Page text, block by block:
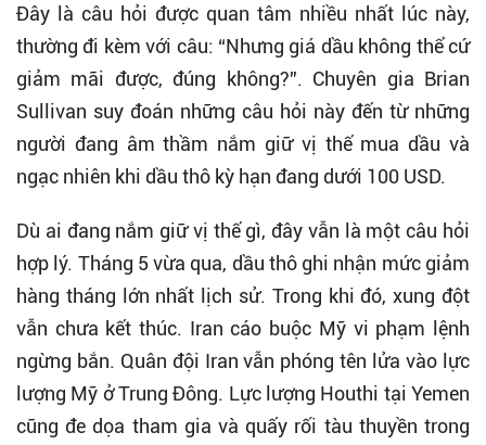
Đây là câu hỏi được quan tâm nhiều nhất lúc này,
thường đi kèm với câu: “Nhưng giá dầu không thể cứ
giảm mãi được, đúng không?”. Chuyên gia Brian
Sullivan suy đoán những câu hỏi này đến từ những
người đang âm thầm nắm giữ vị thế mua dầu và
ngạc nhiên khi dầu thô kỳ hạn đang dưới 100 USD.
Dù ai đang nắm giữ vị thế gì, đây vẫn là một câu hỏi
hợp lý. Tháng 5 vừa qua, dầu thô ghi nhận mức giảm
hàng tháng lớn nhất lịch sử. Trong khi đó, xung đột
vẫn chưa kết thúc. Iran cáo buộc Mỹ vi phạm lệnh
ngừng bắn. Quân đội Iran vẫn phóng tên lửa vào lực
lượng Mỹ ở Trung Đông. Lực lượng Houthi tại Yemen
cũng đe dọa tham gia và quấy rối tàu thuyền trong